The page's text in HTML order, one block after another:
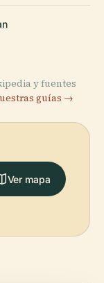
y fuentes
guías →
Ver mapa